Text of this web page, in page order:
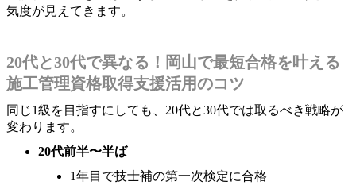
気度が見えてきます。
20代と30代で異なる！岡山で最短合格を叶える
施工管理資格取得支援活用のコツ
同じ1級を目指すにしても、20代と30代では取るべき戦略が
変わります。
20代前半〜半ば
1年目で技士補の第一次検定に合格